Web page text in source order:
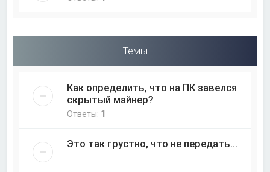
Темы
Как определить, что на ПК завелся
скрытый майнер?
Ответы: 1
Это так грустно, что не передать...